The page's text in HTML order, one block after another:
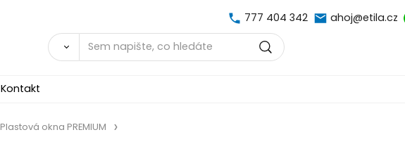
777 404 342 ahoj@etila.cz
Kontakt
Plastová okna PREMIUM